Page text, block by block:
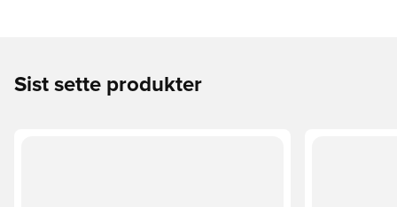
Sist sette produkter